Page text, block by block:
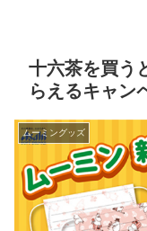
十六茶を買う
らえるキャン
ムーミングッズ